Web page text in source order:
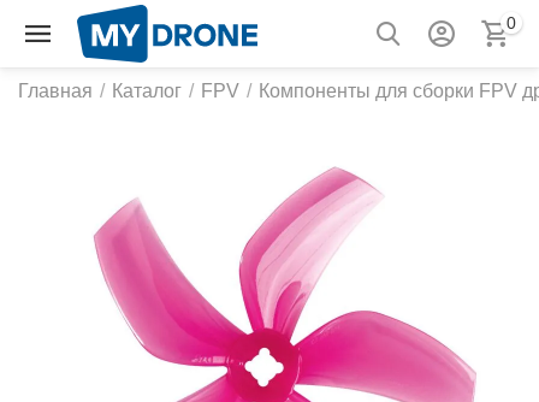
0
Главная / Каталог / FPV / Компоненты для сборки FPV